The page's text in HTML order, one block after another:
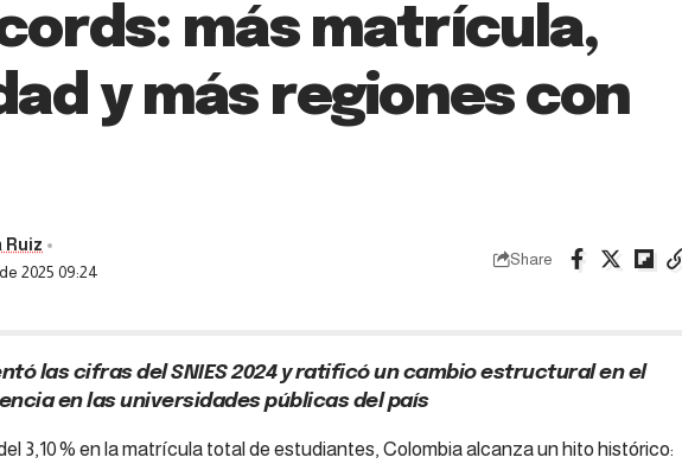
más matrícula,
y más regiones con
2025 09:24
Ruiz
Share
las cifras del SNIES 2024 y ratificó un cambio estructural en el
en las universidades públicas del país
3,10 % en la matrícula total de estudiantes, Colombia alcanza un hito histórico: